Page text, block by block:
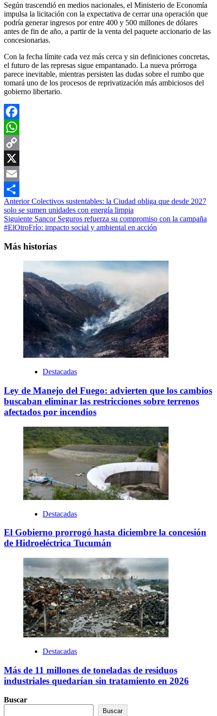
Según trascendió en medios nacionales, el Ministerio de Economía
impulsa la licitación con la expectativa de cerrar una operación que
podría generar ingresos por entre 400 y 500 millones de dólares
antes de fin de año, a partir de la venta del paquete accionario de las
concesionarias.
Con la fecha límite cada vez más cerca y sin definiciones concretas,
el futuro de las represas sigue empantanado. La nueva prórroga
parece inevitable, mientras persisten las dudas sobre el rumbo que
tomará uno de los procesos de reprivatización más ambiciosos del
gobierno libertario.
Facebook
WhatsApp
Copy
Link
X
Email
Compartir
Navegación
de
entradas
AnteriorColectivos sustentables: la Ciudad obliga que desde 2027
solo se sumen unidades con energía limpia
Siguiente Sancor Seguros refuerza su compromiso con la campaña
#ElOtroFrío: impacto social y ambiental en acción
Más historias
Destacadas
Ley de Manejo del Fuego: advierten que los cambios
buscaban eliminar las restricciones sobre terrenos
afectados por incendios
Destacadas
El Gobierno prorrogó hasta diciembre la concesión
de Hidroeléctrica Tucumán
Destacadas
Más de 11 millones de toneladas de residuos
industriales quedarían sin tratamiento en 2026
Buscar
Buscar